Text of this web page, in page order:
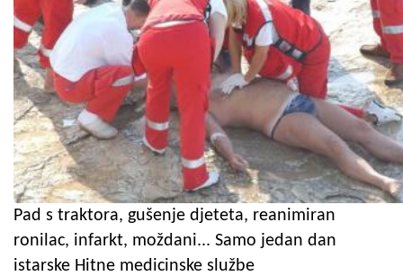
Pad s traktora, gušenje djeteta, reanimiran
ronilac, infarkt, moždani... Samo jedan dan
istarske Hitne medicinske službe